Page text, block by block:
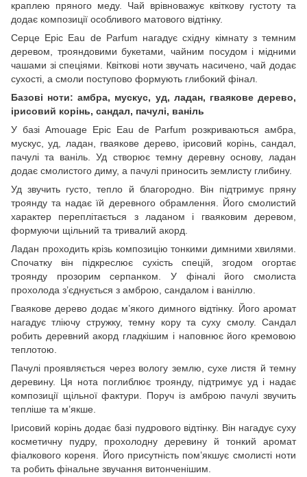
краплею пряного меду. Чай врівноважує квіткову густоту та
додає композиції особливого матового відтінку.
Серце Epic Eau de Parfum нагадує східну кімнату з темним
деревом, трояндовими букетами, чайним посудом і мідними
чашами зі спеціями. Квіткові ноти звучать насичено, чай додає
сухості, а смоли поступово формують глибокий фінал.
Базові ноти: амбра, мускус, уд, ладан, гваякове дерево,
ірисовий корінь, сандал, пачулі, ваніль
У базі Amouage Epic Eau de Parfum розкриваються амбра,
мускус, уд, ладан, гваякове дерево, ірисовий корінь, сандал,
пачулі та ваніль. Уд створює темну деревну основу, ладан
додає смолистого диму, а пачулі приносить землисту глибину.
Уд звучить густо, тепло й благородно. Він підтримує пряну
троянду та надає їй деревного обрамлення. Його смолистий
характер переплітається з ладаном і гваяковим деревом,
формуючи щільний та тривалий акорд.
Ладан проходить крізь композицію тонкими димними хвилями.
Спочатку він підкреслює сухість спецій, згодом огортає
троянду прозорим серпанком. У фіналі його смолиста
прохолода з’єднується з амброю, сандалом і ваніллю.
Гваякове дерево додає м’якого димного відтінку. Його аромат
нагадує тліючу стружку, темну кору та суху смолу. Сандал
робить деревний акорд гладкішим і наповнює його кремовою
теплотою.
Пачулі проявляється через вологу землю, сухе листя й темну
деревину. Ця нота поглиблює троянду, підтримує уд і надає
композиції щільної фактури. Поруч із амброю пачулі звучить
тепліше та м’якше.
Ірисовий корінь додає базі пудрового відтінку. Він нагадує суху
косметичну пудру, прохолодну деревину й тонкий аромат
фіалкового кореня. Його присутність пом’якшує смолисті ноти
та робить фінальне звучання витонченішим.